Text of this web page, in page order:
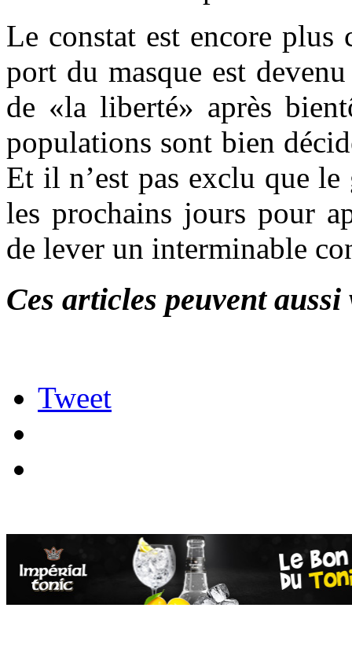
Le constat est encore
port du masque est
de «la liberté» après
populations sont bien
Et il n’est pas exclu que le
les prochains jours pour
de lever un interminable
Ces articles peuvent
Tweet